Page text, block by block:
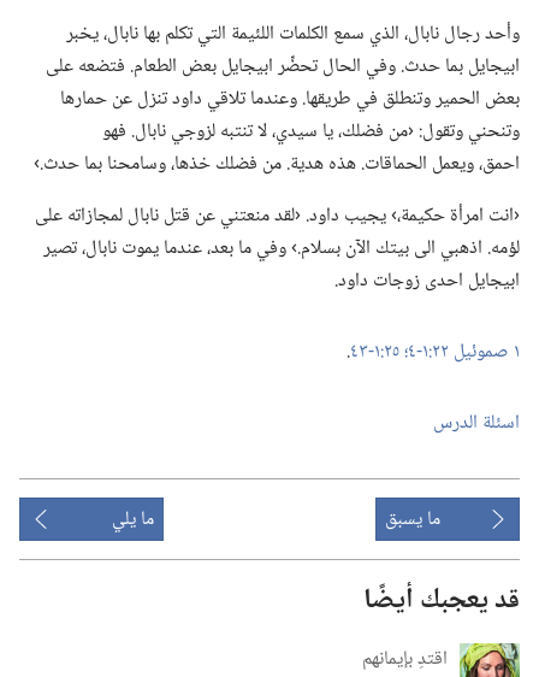
وأحد رجال نابال،‏ الذي سمع الكلمات اللئيمة التي تكلم بها نابال،‏ يخبر
ابيجايل بما حدث.‏ وفي الحال تحضِّر ابيجايل بعض الطعام.‏ فتضعه على
بعض الحمير وتنطلق في طريقها.‏ وعندما تلاقي داود تنزل عن حمارها
وتنحني وتقول:‏ ‹من فضلك،‏ يا سيدي،‏ لا تنتبه لزوجي نابال.‏ فهو
احمق،‏ ويعمل الحماقات.‏ هذه هدية.‏ من فضلك خذها،‏ وسامحنا بما حدث.‏›‏
‏‹انت امرأة حكيمة،‏› يجيب داود.‏ ‹لقد منعتني عن قتل نابال لمجازاته على
لؤمه.‏ اذهبي الى بيتك الآن بسلام.‏› وفي ما بعد،‏ عندما يموت نابال،‏ تصير
ابيجايل احدى زوجات داود.‏
١ صموئيل ٢٢:‏١-‏٤؛‏ ‏.‏
اسئلة الدرس
ما يسبق ما يلي
قد يعجبك أيضًا
اقتدِ بإيمانهم